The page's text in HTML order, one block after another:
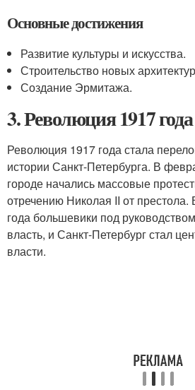
Основные достижения
Развитие культуры и искусства.
Строительство новых
Создание Эрмитажа.
3. Революция 1917 года
Революция 1917 года стала
истории Санкт-Петербурга. В
городе начались массовые
отречению Николая II от престола.
года большевики под
власть, и Санкт-Петербург стал
власти.